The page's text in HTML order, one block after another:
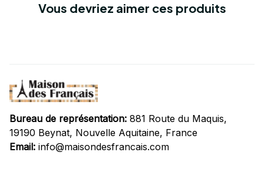
Vous devriez aimer ces produits
Bureau de représentation: 881 Route du Maquis,
19190 Beynat, Nouvelle Aquitaine, France
Email: info@maisondesfrancais.com